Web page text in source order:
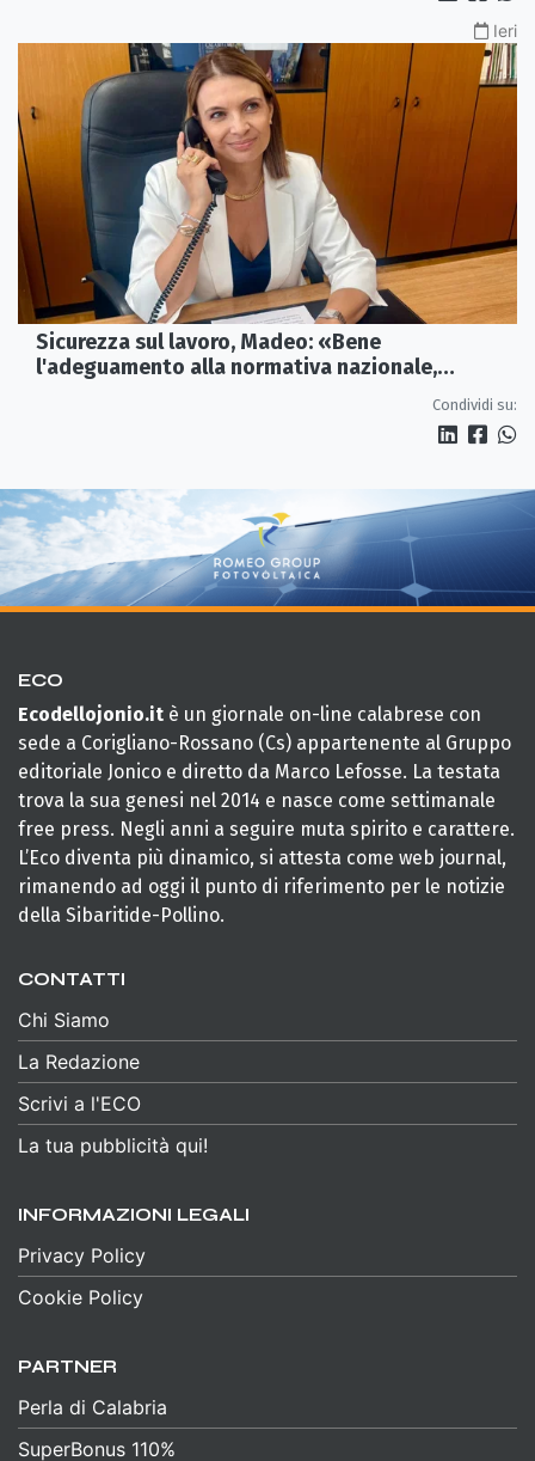
Ieri
Sicurezza sul lavoro, Madeo: «Bene
l'adeguamento alla normativa nazionale,
Condividi su:
ECO
Ecodellojonio.it è un giornale on-line calabrese con
sede a Corigliano-Rossano (Cs) appartenente al Gruppo
editoriale Jonico e diretto da Marco Lefosse. La testata
trova la sua genesi nel 2014 e nasce come settimanale
free press. Negli anni a seguire muta spirito e carattere.
L’Eco diventa più dinamico, si attesta come web journal,
rimanendo ad oggi il punto di riferimento per le notizie
della Sibaritide-Pollino.
CONTATTI
Chi Siamo
La Redazione
Scrivi a l'ECO
La tua pubblicità qui!
INFORMAZIONI LEGALI
Privacy Policy
Cookie Policy
PARTNER
Perla di Calabria
SuperBonus 110%